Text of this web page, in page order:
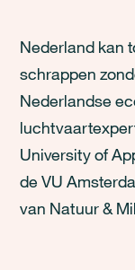
Nederland kan
schrappen
Nederlandse
University of
de VU
van Natuur &